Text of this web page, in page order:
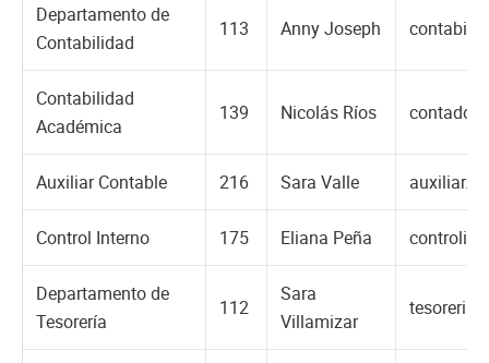
Departamento de
Contabilidad
113 Anny Joseph
Contabilidad
Académica
139 Nicolás Ríos
Auxiliar Contable 216 Sara Valle
Control Interno 175 Eliana Peña
Departamento de
Tesorería
112
Sara
Villamizar